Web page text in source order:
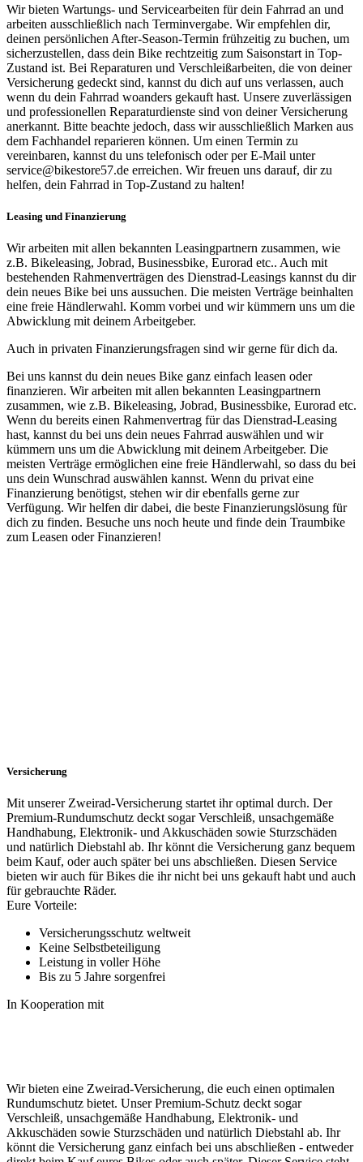
Wir bieten Wartungs- und Servicearbeiten für dein Fahrrad an und
arbeiten ausschließlich nach Terminvergabe. Wir empfehlen dir,
deinen persönlichen After-Season-Termin frühzeitig zu buchen, um
sicherzustellen, dass dein Bike rechtzeitig zum Saisonstart in Top-
Zustand ist. Bei Reparaturen und Verschleißarbeiten, die von deiner
Versicherung gedeckt sind, kannst du dich auf uns verlassen, auch
wenn du dein Fahrrad woanders gekauft hast. Unsere zuverlässigen
und professionellen Reparaturdienste sind von deiner Versicherung
anerkannt. Bitte beachte jedoch, dass wir ausschließlich Marken aus
dem Fachhandel reparieren können. Um einen Termin zu
vereinbaren, kannst du uns telefonisch oder per E-Mail unter
service@bikestore57.de erreichen. Wir freuen uns darauf, dir zu
helfen, dein Fahrrad in Top-Zustand zu halten!
Leasing und Finanzierung
Wir arbeiten mit allen bekannten Leasingpartnern zusammen, wie
z.B. Bikeleasing, Jobrad, Businessbike, Eurorad etc.. Auch mit
bestehenden Rahmenverträgen des Dienstrad-Leasings kannst du dir
dein neues Bike bei uns aussuchen. Die meisten Verträge beinhalten
eine freie Händlerwahl. Komm vorbei und wir kümmern uns um die
Abwicklung mit deinem Arbeitgeber.
Auch in privaten Finanzierungsfragen sind wir gerne für dich da.
Bei uns kannst du dein neues Bike ganz einfach leasen oder
finanzieren. Wir arbeiten mit allen bekannten Leasingpartnern
zusammen, wie z.B. Bikeleasing, Jobrad, Businessbike, Eurorad etc.
Wenn du bereits einen Rahmenvertrag für das Dienstrad-Leasing
hast, kannst du bei uns dein neues Fahrrad auswählen und wir
kümmern uns um die Abwicklung mit deinem Arbeitgeber. Die
meisten Verträge ermöglichen eine freie Händlerwahl, so dass du bei
uns dein Wunschrad auswählen kannst. Wenn du privat eine
Finanzierung benötigst, stehen wir dir ebenfalls gerne zur
Verfügung. Wir helfen dir dabei, die beste Finanzierungslösung für
dich zu finden. Besuche uns noch heute und finde dein Traumbike
zum Leasen oder Finanzieren!
Versicherung
Mit unserer Zweirad-Versicherung startet ihr optimal durch. Der
Premium-Rundumschutz deckt sogar Verschleiß, unsachgemäße
Handhabung, Elektronik- und Akkuschäden sowie Sturzschäden
und natürlich Diebstahl ab. Ihr könnt die Versicherung ganz bequem
beim Kauf, oder auch später bei uns abschließen. Diesen Service
bieten wir auch für Bikes die ihr nicht bei uns gekauft habt und auch
für gebrauchte Räder.
Eure Vorteile:
Versicherungsschutz weltweit
Keine Selbstbeteiligung
Leistung in voller Höhe
Bis zu 5 Jahre sorgenfrei
In Kooperation mit
Wir bieten eine Zweirad-Versicherung, die euch einen optimalen
Rundumschutz bietet. Unser Premium-Schutz deckt sogar
Verschleiß, unsachgemäße Handhabung, Elektronik- und
Akkuschäden sowie Sturzschäden und natürlich Diebstahl ab. Ihr
könnt die Versicherung ganz einfach bei uns abschließen - entweder